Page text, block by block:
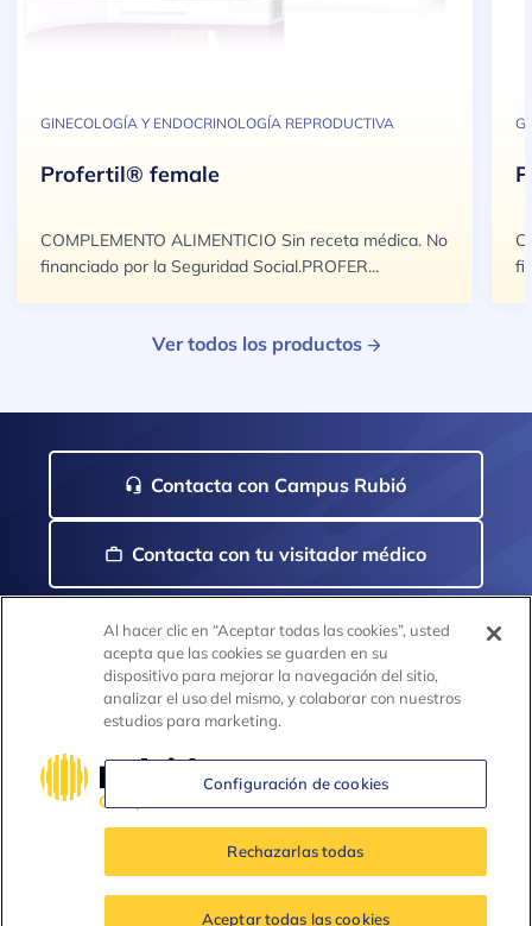
GINECOLOGÍA Y ENDOCRINOLOGÍA REPRODUCTIVA
Profertil® female
COMPLEMENTO ALIMENTICIO Sin receta médica. No
financiado por la Seguridad Social.PROFER...
Ver todos los productos
Contacta con Campus Rubió
Contacta con tu visitador médico
footer
footer
opciones
configuración
Política de privacidad
Política de cookies
FAQs
Contacto
Fecha de última actualización: 14/07/2025 © Copyright
Al hacer clic en “Aceptar todas las cookies”, usted
acepta que las cookies se guarden en su
dispositivo para mejorar la navegación del sitio,
analizar el uso del mismo, y colaborar con nuestros
estudios para marketing.
Configuración de cookies
Rechazarlas todas
Aceptar todas las cookies